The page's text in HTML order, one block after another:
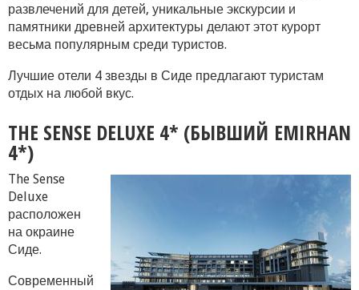
развлечений для детей, уникальные экскурсии и
памятники древней архитектуры делают этот курорт
весьма популярным среди туристов.
Лучшие отели 4 звезды в Сиде предлагают туристам
отдых на любой вкус.
THE SENSE DELUXE 4* (БЫВШИЙ EMIRHAN
4*)
The Sense
Deluxe
расположен
на окраине
Сиде.
Современный